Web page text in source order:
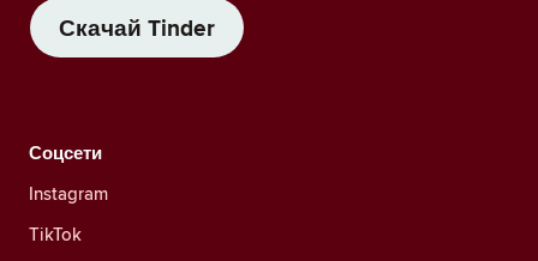
Скачай Tinder
Соцсети
Instagram
TikTok